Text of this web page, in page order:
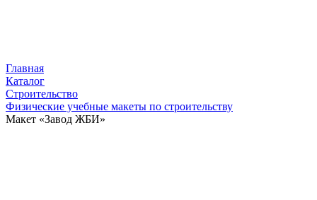
Главная
Каталог
Строительство
Физические учебные макеты по строительству
Макет «Завод ЖБИ»